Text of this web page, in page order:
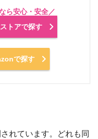
トアで探す
で探す
れています。どれも同